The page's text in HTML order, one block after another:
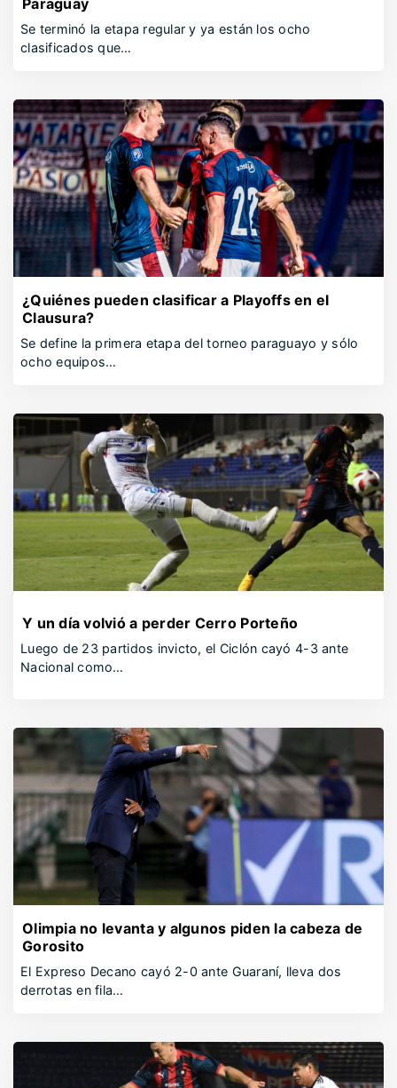
Paraguay
Se terminó la etapa regular y ya están los ocho
clasificados que…
¿Quiénes pueden clasificar a Playoffs en el
Clausura?
Se define la primera etapa del torneo paraguayo y sólo
ocho equipos…
Y un día volvió a perder Cerro Porteño
Luego de 23 partidos invicto, el Ciclón cayó 4-3 ante
Nacional como…
Olimpia no levanta y algunos piden la cabeza de
Gorosito
El Expreso Decano cayó 2-0 ante Guaraní, lleva dos
derrotas en fila…